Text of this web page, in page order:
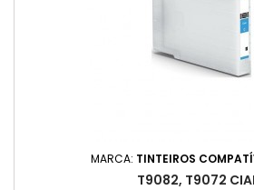
MARCA: TINTEIROS
T9082, T9072